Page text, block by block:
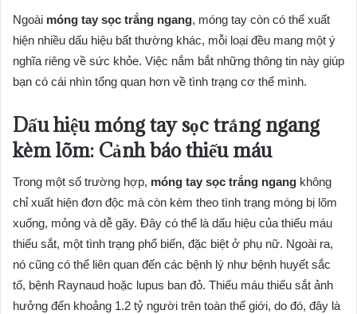
Ngoài móng tay sọc trắng ngang, móng tay còn có thể xuất
hiện nhiều dấu hiệu bất thường khác, mỗi loại đều mang một ý
nghĩa riêng về sức khỏe. Việc nắm bắt những thông tin này giúp
bạn có cái nhìn tổng quan hơn về tình trạng cơ thể mình.
Dấu hiệu móng tay sọc trắng ngang
kèm lõm: Cảnh báo thiếu máu
Trong một số trường hợp, móng tay sọc trắng ngang không
chỉ xuất hiện đơn độc mà còn kèm theo tình trạng móng bị lõm
xuống, mỏng và dễ gãy. Đây có thể là dấu hiệu của thiếu máu
thiếu sắt, một tình trạng phổ biến, đặc biệt ở phụ nữ. Ngoài ra,
nó cũng có thể liên quan đến các bệnh lý như bệnh huyết sắc
tố, bệnh Raynaud hoặc lupus ban đỏ. Thiếu máu thiếu sắt ảnh
hưởng đến khoảng 1.2 tỷ người trên toàn thế giới, do đó, đây là